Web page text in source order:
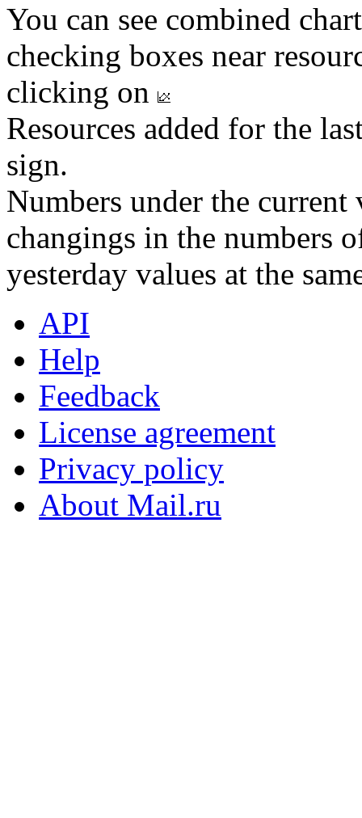
You can see combined
checking boxes near
clicking on
Resources added for the
sign.
Numbers under the
changings in the numbers
yesterday values at the
API
Help
Feedback
License agreement
Privacy policy
About Mail.ru